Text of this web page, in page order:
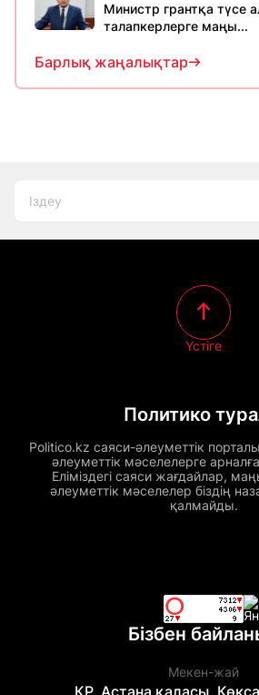
Министр грантқа түсе
талапкерлерге маңы...
Барлық жаңалықтар
Политико
Politico.kz саяси-әлеуметтік порталы
әлеуметтік мәселелерге
Еліміздегі саяси жағдайлар,
әлеуметтік мәселелер біздің
қалмайды.
Үстіге
Бізбен
Мекен-жай
ҚР, Астана қаласы,